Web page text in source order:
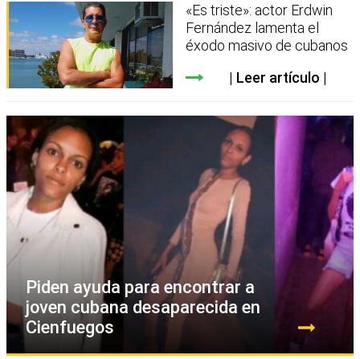
«Es triste»: actor Erdwin
Fernández lamenta el
éxodo masivo de cubanos
Leer artículo
Piden ayuda para encontrar a
joven cubana desaparecida en
Cienfuegos